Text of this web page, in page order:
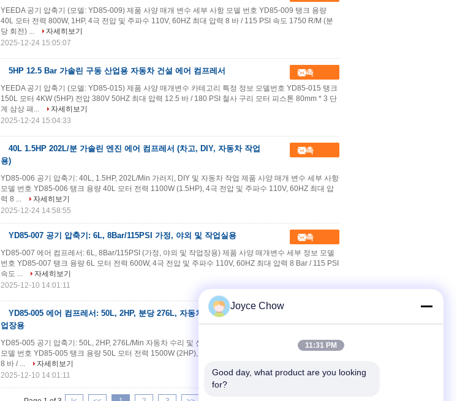
YEEDA 공기 압축기 (모델: YD85-009) 제품 사양 매개 변수 세부 사항 모델 번호 YD85-009 탱크 용량
40L 모터 전력 800W, 1HP, 4극 전압 및 주파수 110V, 60HZ 최대 압력 8 바 / 115 PSI 속도 1750 R/M (분
당 회전) ...
자세히보기
2025-12-24 15:05:07
5HP 12.5 Bar 가솔린 구동 산업용 자동차 건설 에어 컴프레서 접촉
YEEDA 공기 압축기 (모델: YD85-015) 제품 사양 매개변수 카테고리 특정 정보 모델번호 YD85-015 탱크
150L 모터 4KW (5HP) 전압 380V 50HZ 최대 압력 12.5 바 / 180 PSI 철사 구리 모터 피스톤 80mm * 3 단
계 삼상 패...
자세히보기
2025-12-24 15:04:33
40L 1.5HP 202L/분 가솔린 엔진 에어 컴프레서 (차고, DIY, 자동차 작업
용)
접촉
YD85-006 공기 압축기: 40L, 1.5HP, 202L/Min 가러지, DIY 및 자동차 작업 제품 사양 매개 변수 세부 사항
모델 번호 YD85-006 탱크 용량 40L 모터 전력 1100W (1.5HP), 4극 전압 및 주파수 110V, 60HZ 최대 압
력 8 ...
자세히보기
2025-12-24 14:58:55
YD85-007 공기 압축기: 6L, 8Bar/115PSI 가정, 야외 및 작업실용 접촉
YD85-007 에어 컴프레서: 6L, 8Bar/115PSI (가정, 야외 및 작업장용) 제품 사양 매개변수 세부 정보 모델
번호 YD85-007 탱크 용량 6L 모터 전력 600W, 4극 전압 및 주파수 110V, 60HZ 최대 압력 8 Bar / 115 PSI
속도 ...
자세히보기
2025-12-10 14:01:11
YD85-005 에어 컴프레서: 50L, 2HP, 분당 276L, 자동차 수리 및 산업 작
업장용
YD85-005 공기 압축기: 50L, 2HP, 276L/Min 자동차 수리 및 산업 작업실 제품 사양 매개 변수 세부 사항
모델 번호 YD85-005 탱크 용량 50L 모터 전력 1500W (2HP), 4극 전압 및 주파수 110V, 60HZ 최대 압력
8 바 / ...
자세히보기
2025-12-10 14:01:11
Joyce Chow
11:31 PM
Good day, what product are you looking
for?